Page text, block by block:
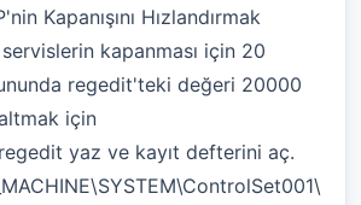
Kapanışını Hızlandırmak
kapanması için 20
regedit'teki değeri 20000
için
yaz ve kayıt defterini aç.